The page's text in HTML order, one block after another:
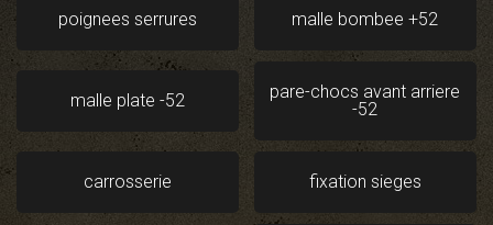
poignees serrures malle bombee +52
malle plate -52
pare-chocs avant arriere
-52
carrosserie fixation sieges